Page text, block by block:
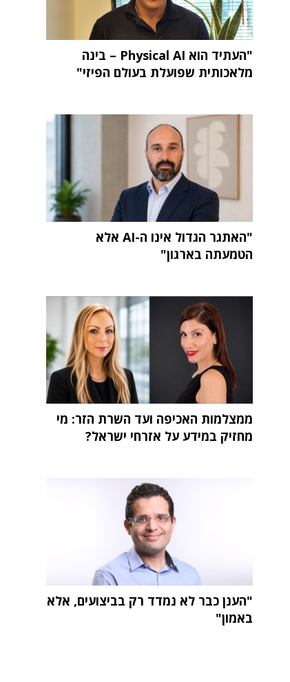
"העתיד הוא Physical AI – בינה
מלאכותית שפועלת בעולם הפיזי"
"האתגר הגדול אינו ה-AI אלא
הטמעתה בארגון"
ממצלמות האכיפה ועד השרת הזר: מי
מחזיק במידע על אזרחי ישראל?
"הענן כבר לא נמדד רק בביצועים, אלא
באמון"